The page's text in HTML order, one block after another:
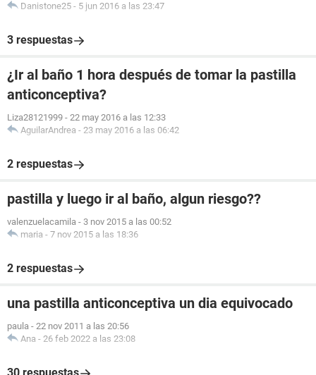
Danistone25 - 5 jun 2016 a las 23:47
3 respuestas
¿Ir al baño 1 hora después de tomar la pastilla
anticonceptiva?
Liza28121999 - 22 may 2016 a las 12:33
AguilarAndrea - 23 may 2016 a las 06:42
2 respuestas
pastilla y luego ir al baño, algun riesgo??
valenzuelacamila - 3 nov 2015 a las 00:52
maria - 7 nov 2015 a las 18:36
2 respuestas
una pastilla anticonceptiva un dia equivocado
paula - 22 nov 2011 a las 20:56
Ana - 26 feb 2022 a las 23:08